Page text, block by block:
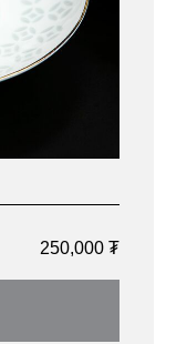
250,000 ₮